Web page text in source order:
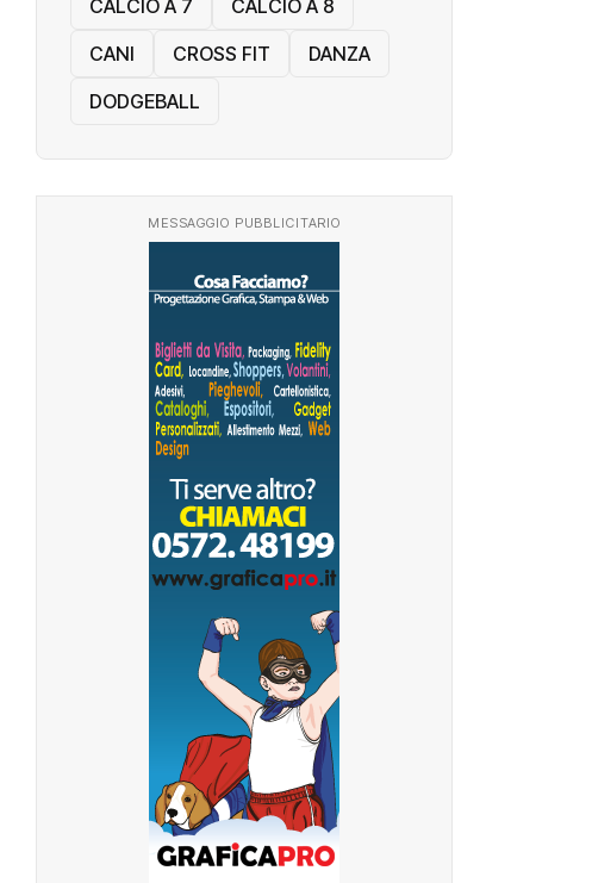
CALCIO A 7
CALCIO A 8
CANI
CROSS FIT
DANZA
DODGEBALL
MESSAGGIO PUBBLICITARIO